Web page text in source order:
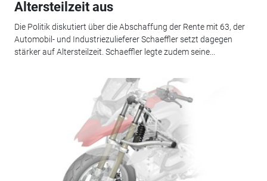
Altersteilzeit aus
Die Politik diskutiert über die Abschaffung der Rente mit 63, der
Automobil- und Industriezulieferer Schaeffler setzt dagegen
stärker auf Altersteilzeit. Schaeffler legte zudem seine...